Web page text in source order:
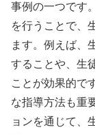
事例の一つです
を行うことで、
ます。例えば、
することや、生
ことが効果的で
な指導方法も重
ョンを通じて、